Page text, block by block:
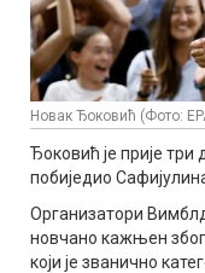
Новак Ђоковић (Фото:
Ђоковић је прије
побиједио
Организатори
новчано кажњен
који је званично